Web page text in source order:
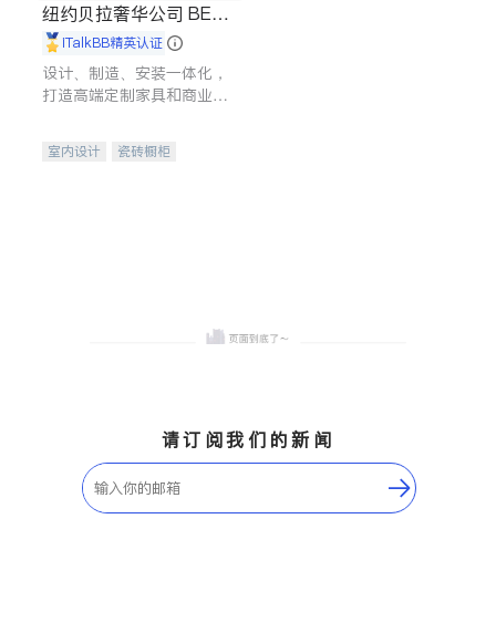
纽约贝拉奢华公司 BELL
A LUXE
iTalkBB精英认证
设计、制造、安装一体化，
打造高端定制家具和商业空
室内设计
瓷砖橱柜
请订阅我们的新闻